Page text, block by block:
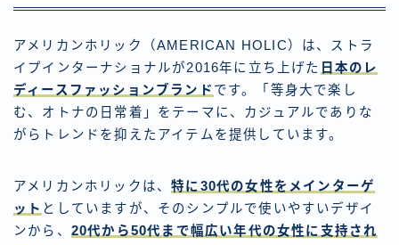
アメリカンホリック（AMERICAN HOLIC）は、ストラ
イプインターナショナルが2016年に立ち上げた 日本のレ
ディースファッションブランド です。「等身大で楽し
む、オトナの日常着」をテーマに、カジュアルでありな
がらトレンドを抑えたアイテムを提供しています。
アメリカンホリックは、特に30代の女性をメインターゲ
ット としていますが、そのシンプルで使いやすいデザイ
ンから、 20代から50代まで幅広い年代の女性に支持され